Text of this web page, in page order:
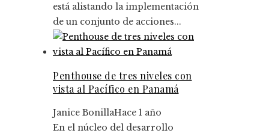
está alistando la implementación
de un conjunto de acciones...
Penthouse de tres niveles con
vista al Pacífico en Panamá
Janice BonillaHace 1 año
En el núcleo del desarrollo